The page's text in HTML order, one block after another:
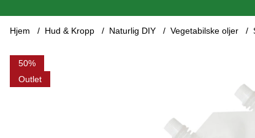
Hjem Hud & Kropp Naturlig DIY Vegetabilske oljer
50
Outlet
Produktbilder Sesamolje kaldpresset ØKO 500ml x 5 pakker